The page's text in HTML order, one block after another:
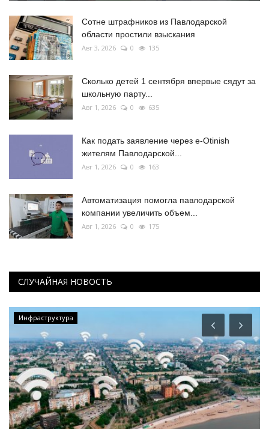
Сотне штрафников из Павлодарской
области простили взыскания
Авг 3, 2026 0 135
Сколько детей 1 сентября впервые сядут за
школьную парту...
Авг 1, 2026 0 635
Как подать заявление через e-Otinish
жителям Павлодарской...
Авг 1, 2026 0 163
Автоматизация помогла павлодарской
компании увеличить объем...
Авг 1, 2026 0 175
СЛУЧАЙНАЯ НОВОСТЬ
Инфраструктура